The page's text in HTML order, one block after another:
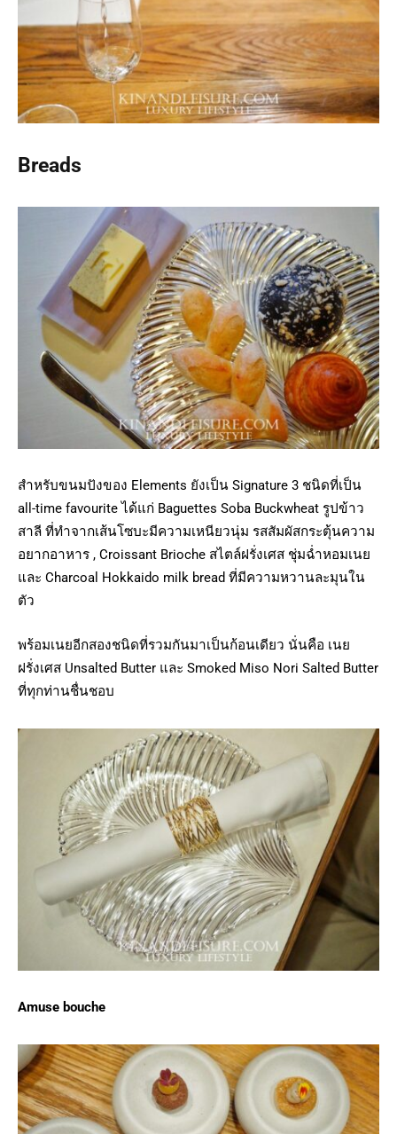
Breads
สำหรับขนมปังของ Elements ยังเป็น Signature 3 ชนิดที่เป็น
all-time favourite ได้แก่ Baguettes Soba Buckwheat รูปข้าว
สาลี ที่ทำจากเส้นโซบะมีความเหนียวนุ่ม รสสัมผัสกระตุ้นความ
อยากอาหาร , Croissant Brioche สไตล์ฝรั่งเศส ชุ่มฉ่ำหอมเนย
และ Charcoal Hokkaido milk bread ที่มีความหวานละมุนใน
ตัว
พร้อมเนยอีกสองชนิดที่รวมกันมาเป็นก้อนเดียว นั่นคือ เนย
ฝรั่งเศส Unsalted Butter และ Smoked Miso Nori Salted Butter
ที่ทุกท่านชื่นชอบ
Amuse bouche